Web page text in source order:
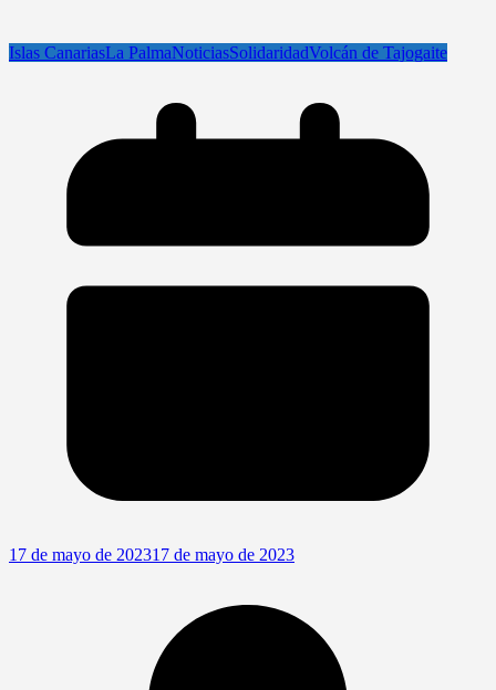
Islas CanariasLa PalmaNoticiasSolidaridadVolcán de Tajogaite
17 de mayo de 202317 de mayo de 2023